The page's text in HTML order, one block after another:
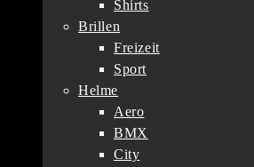
Shirts
Brillen
Freizeit
Sport
Helme
Aero
BMX
City